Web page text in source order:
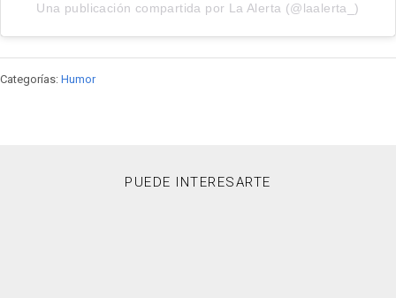
Una publicación compartida por La Alerta (@laalerta_)
Categorías: Humor
PUEDE INTERESARTE